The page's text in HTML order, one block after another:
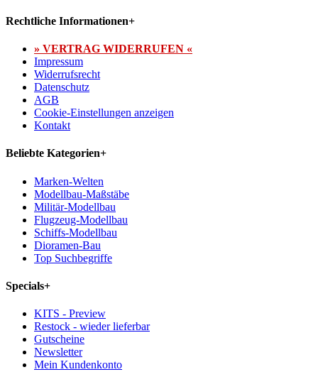
Rechtliche Informationen+
» VERTRAG WIDERRUFEN «
Impressum
Widerrufsrecht
Datenschutz
AGB
Cookie-Einstellungen anzeigen
Kontakt
Beliebte Kategorien+
Marken-Welten
Modellbau-Maßstäbe
Militär-Modellbau
Flugzeug-Modellbau
Schiffs-Modellbau
Dioramen-Bau
Top Suchbegriffe
Specials+
KITS - Preview
Restock - wieder lieferbar
Gutscheine
Newsletter
Mein Kundenkonto